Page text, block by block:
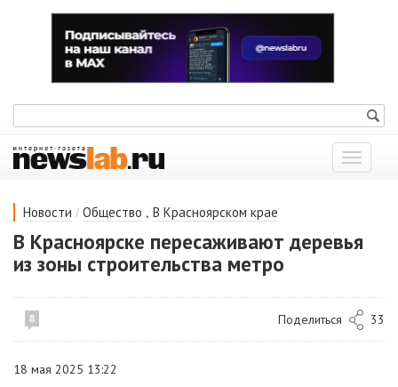
Показать
меню
Новости / Общество , В Красноярском крае
В Красноярске пересаживают деревья
из зоны строительства метро
8 Поделиться 33
18 мая 2025 13:22